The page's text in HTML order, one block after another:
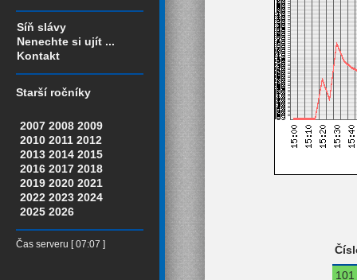
Síň slávy
Nenechte si ujít ...
Kontakt
Starší ročníky
2007 2008 2009
2010 2011 2012
2013 2014 2015
2016 2017 2018
2019 2020 2021
2022 2023 2024
2025 2026
Čas serveru [ 07:07 ]
101